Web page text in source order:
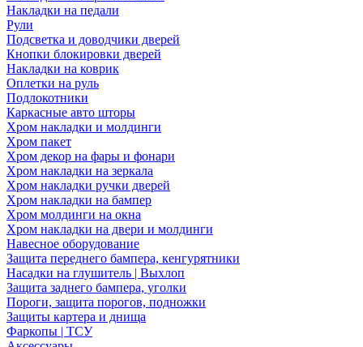
Накладки на педали
Рули
Подсветка и доводчики дверей
Кнопки блокировки дверей
Накладки на коврик
Оплетки на руль
Подлокотники
Каркасные авто шторы
Хром накладки и молдинги
Хром пакет
Хром декор на фары и фонари
Хром накладки на зеркала
Хром накладки ручки дверей
Хром накладки на бампер
Хром молдинги на окна
Хром накладки на двери и молдинги
Навесное оборудование
Защита переднего бампера, кенгурятники
Насадки на глушитель | Выхлоп
Защита заднего бампера, уголки
Пороги, защита порогов, подножки
Защиты картера и днища
Фаркопы | ТСУ